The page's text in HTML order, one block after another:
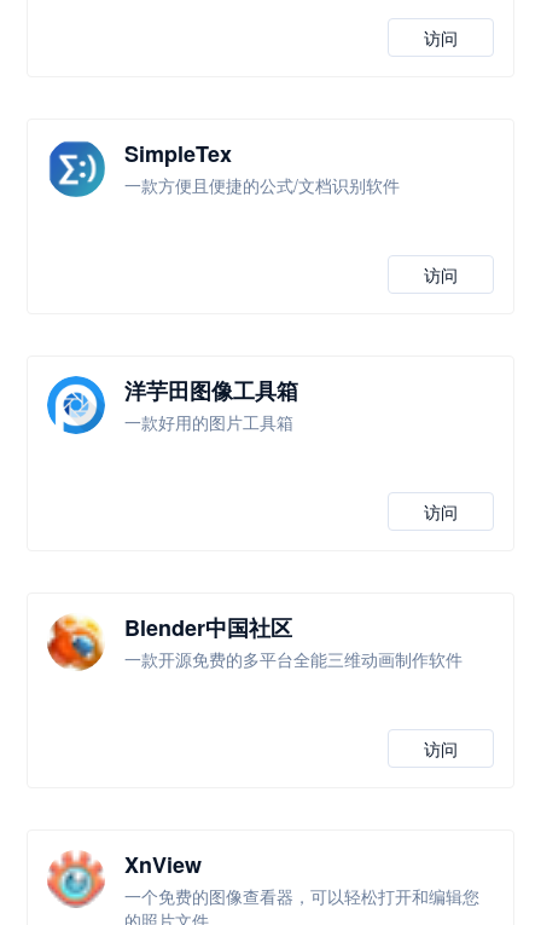
访问
SimpleTex
一款方便且便捷的公式/文档识别软件
访问
洋芋田图像工具箱
一款好用的图片工具箱
访问
Blender中国社区
一款开源免费的多平台全能三维动画制作软件
访问
XnView
一个免费的图像查看器，可以轻松打开和编辑您
的照片文件